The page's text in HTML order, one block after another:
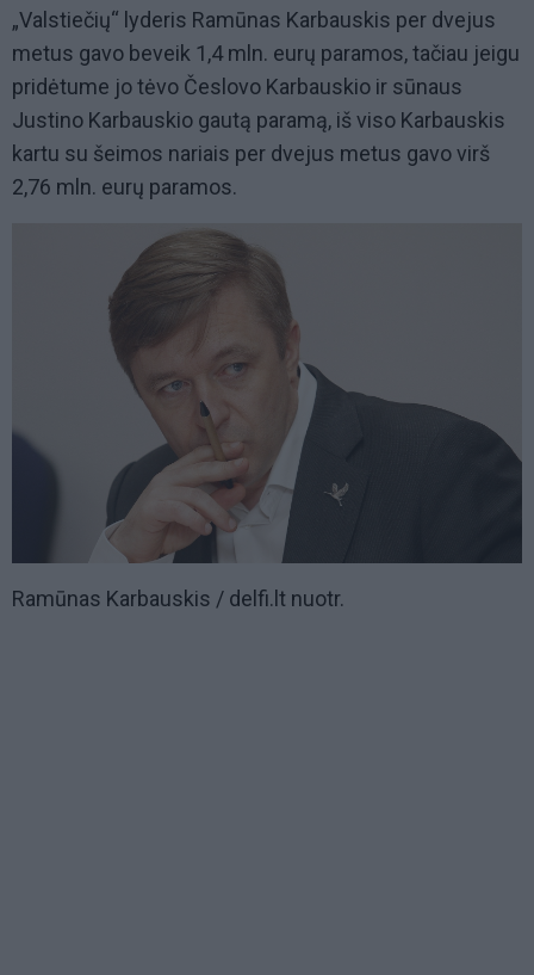
„Valstiečių“ lyderis Ramūnas Karbauskis per dvejus
metus gavo beveik 1,4 mln. eurų paramos, tačiau jeigu
pridėtume jo tėvo Česlovo Karbauskio ir sūnaus
Justino Karbauskio gautą paramą, iš viso Karbauskis
kartu su šeimos nariais per dvejus metus gavo virš
2,76 mln. eurų paramos.
Ramūnas Karbauskis / delfi.lt nuotr.